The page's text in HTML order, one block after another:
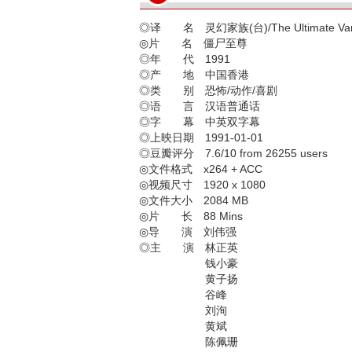
◎译 名 灵幻家族(台)/The Ultimate
◎片 名 僵尸至尊
◎年 代 1991
◎产 地 中国香港
◎类 别 恐怖/动作/喜剧
◎语 言 汉语普通话
◎字 幕 中英双字幕
◎上映日期 1991-01-01
◎豆瓣评分 7.6/10 from 26255 users
◎文件格式 x264 + ACC
◎视频尺寸 1920 x 1080
◎文件大小 2084 MB
◎片 长 88 Mins
◎导 演 刘伟强
◎主 演 林正英
钱小豪
黄子扬
谷峰
刘洵
黄斌
陈佩珊